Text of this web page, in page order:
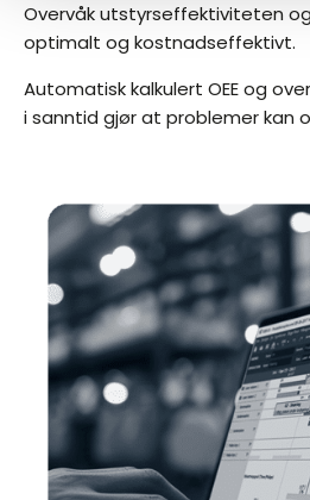
Overvåk utstyrseffektiviteten
optimalt og kostnadseffektivt.
Automatisk kalkulert OEE og
i sanntid gjør at problemer kan